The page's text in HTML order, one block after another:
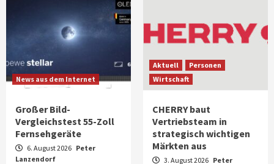
News aus dem Internet
Großer Bild-
Vergleichstest 55-Zoll
Fernsehgeräte
6. August 2026 Peter
Lanzendorf
Aktuell
Personen
Wirtschaft
CHERRY baut
Vertriebsteam in
strategisch wichtigen
Märkten aus
3. August 2026 Peter